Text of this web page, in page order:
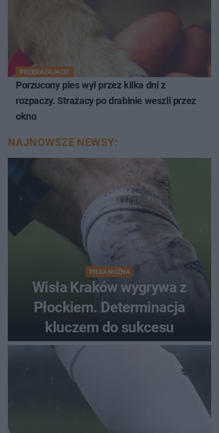
PRZERAŻAJĄCE!
Porzucony pies wył przez kilka dni z
rozpaczy. Strażacy po drabinie weszli przez
okno
NAJNOWSZE NEWSY:
PIŁKA NOŻNA
Wisła Kraków wygrywa z
Płockiem. Determinacja
kluczem do sukcesu